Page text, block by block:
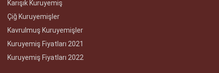
Karışık Kuruyemiş
Çiğ Kuruyemişler
Kavrulmuş Kuruyemişler
Kuruyemiş Fiyatları 2021
Kuruyemiş Fiyatları 2022